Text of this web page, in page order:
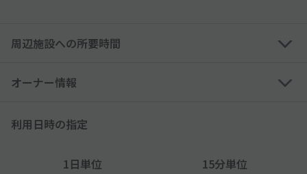
周辺施設への所要時間
オーナー情報
利用日時の指定
1日単位 15分単位